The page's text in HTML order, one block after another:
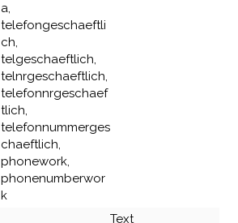
a,
telefongeschaeftli
ch,
telgeschaeftlich,
telnrgeschaeftlich,
telefonnrgeschaef
tlich,
telefonnummerges
chaeftlich,
phonework,
phonenumberwor
k
Text